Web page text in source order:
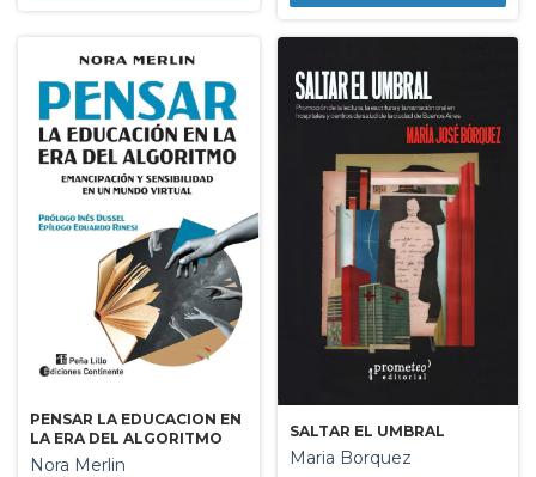
PENSAR LA EDUCACION EN
LA ERA DEL ALGORITMO
Nora Merlin
SALTAR EL UMBRAL
Maria Borquez